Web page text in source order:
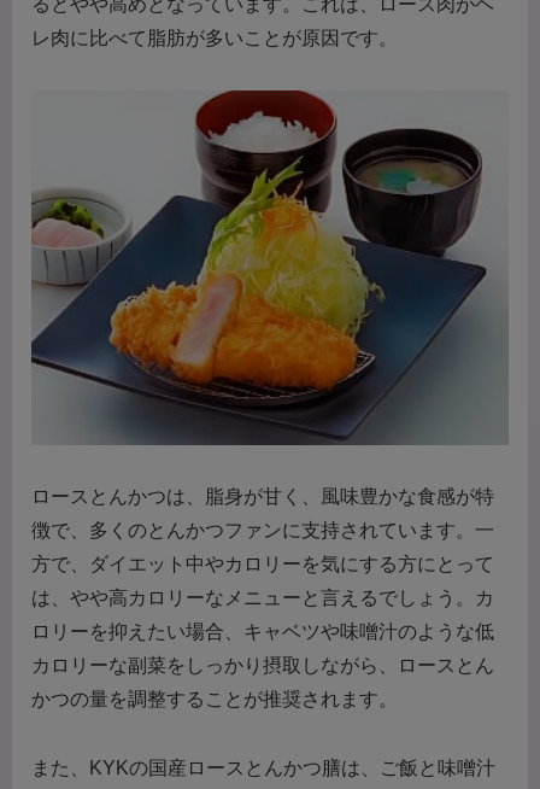
レ肉に比べて脂肪が多いことが原因です。
ロースとんかつは、脂身が甘く、風味豊かな食感が特
徴で、多くのとんかつファンに支持されています。一
方で、ダイエット中やカロリーを気にする方にとって
は、やや高カロリーなメニューと言えるでしょう。カ
ロリーを抑えたい場合、キャベツや味噌汁のような低
カロリーな副菜をしっかり摂取しながら、ロースとん
かつの量を調整することが推奨されます。
また、KYKの国産ロースとんかつ膳は、ご飯と味噌汁